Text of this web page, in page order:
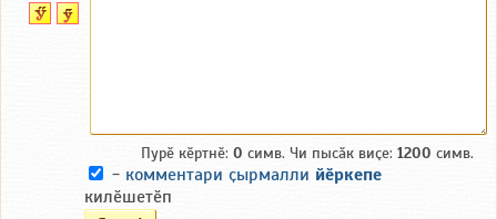
Пурӗ кӗртнӗ: 0 симв. Чи пысӑк виҫе: 1200 симв.
- комментари ҫырмалли йӗркепе
килӗшетӗп